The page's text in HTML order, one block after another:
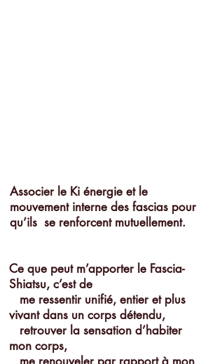
Associer le Ki énergie et le
mouvement interne des fascias pour
qu’ils se renforcent mutuellement.
Ce que peut m’apporter le Fascia-
Shiatsu, c’est de
me ressentir unifié, entier et plus
vivant dans un corps détendu,
retrouver la sensation d’habiter
mon corps,